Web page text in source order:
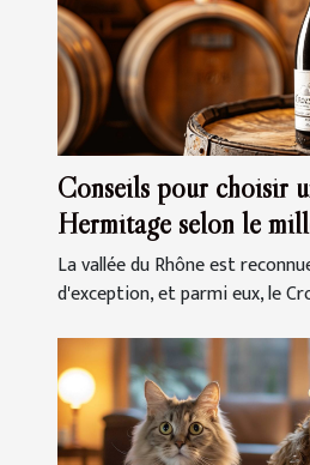
Conseils pour choisir
Hermitage selon le
La vallée du Rhône est
d'exception, et parmi eux, le